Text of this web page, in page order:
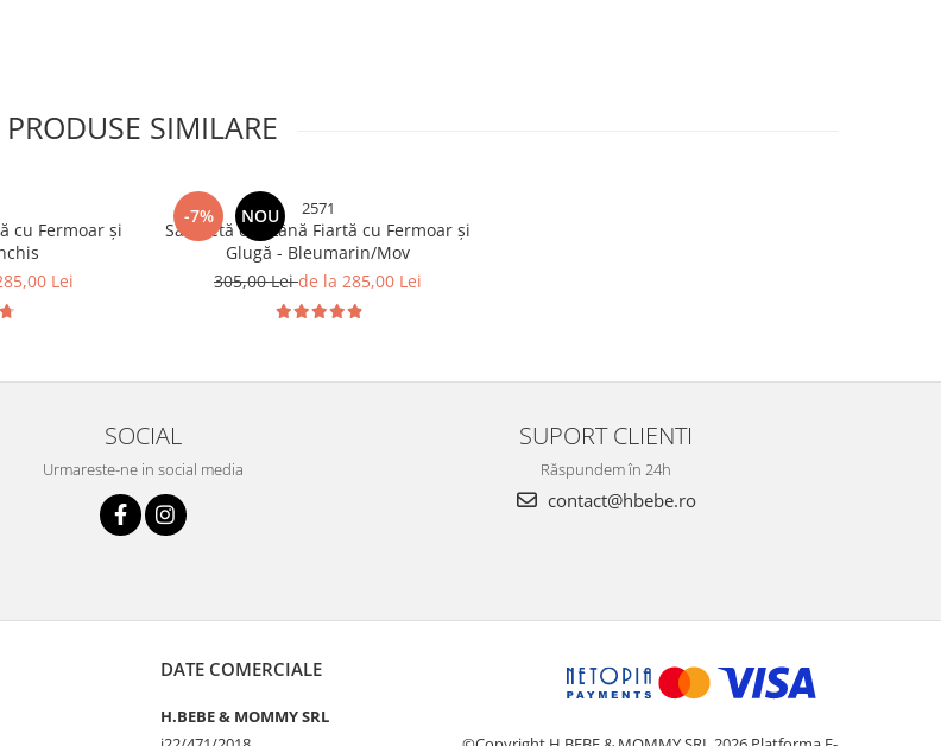
PRODUSE SIMILARE
cu Fermoar și
Lei
-7% NOU 2571
Salopetă din Lână Fiartă cu Fermoar și
Glugă - Bleumarin/Mov
305,00 Leide la 285,00 Lei
SOCIAL
Urmareste-ne in social media
SUPORT CLIENTI
Răspundem în 24h
contact@hbebe.ro
DATE COMERCIALE
H.BEBE & MOMMY SRL